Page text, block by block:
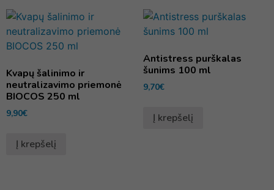
Kvapų šalinimo ir
neutralizavimo priemonė
BIOCOS 250 ml
9,90€
Į krepšelį
Antistress purškalas
šunims 100 ml
9,70€
Į krepšelį